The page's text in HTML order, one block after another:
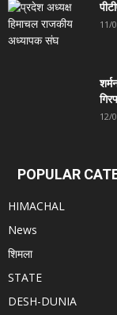
11/
12/
POPULAR
HIMACHAL
News
शिमला
STATE
DESH-DUNIA